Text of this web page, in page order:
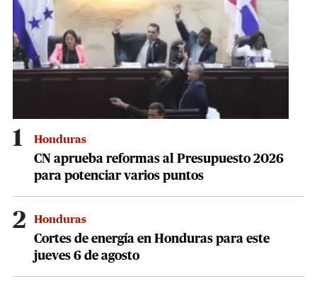
1 Honduras
CN aprueba reformas al Presupuesto 2026
para potenciar varios puntos
2 Honduras
Cortes de energía en Honduras para este
jueves 6 de agosto